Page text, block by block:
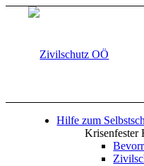
Hilfe zum
Krisenfester